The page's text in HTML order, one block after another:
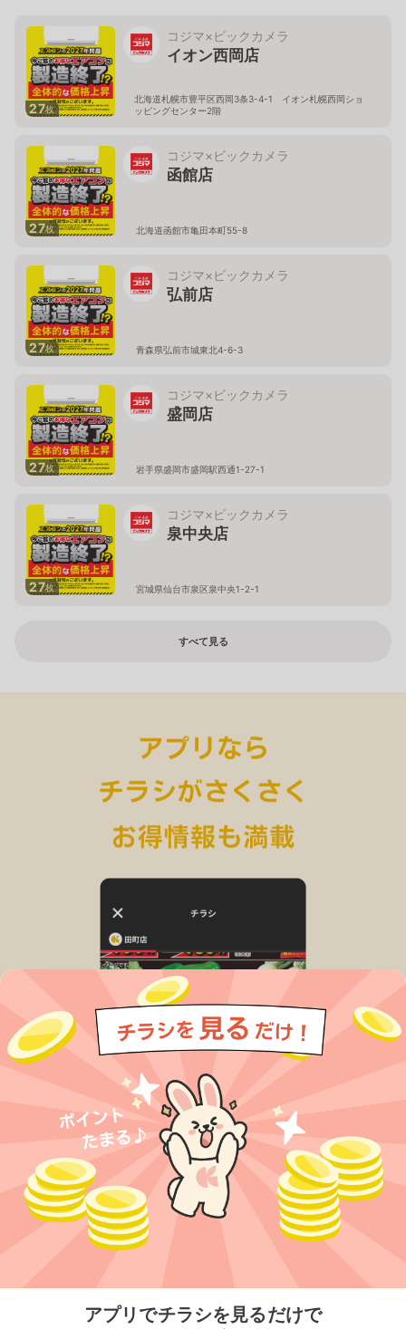
アプリでチラシを見るだけで
27枚
コジマ×ビックカメラ
イオン西岡店
北海道札幌市豊平区西岡3条3-4-1 イオン札幌西岡ショ
ッピングセンター2階
27枚
コジマ×ビックカメラ
函館店
北海道函館市亀田本町55-8
27枚
コジマ×ビックカメラ
弘前店
青森県弘前市城東北4-6-3
27枚
コジマ×ビックカメラ
盛岡店
岩手県盛岡市盛岡駅西通1-27-1
27枚
コジマ×ビックカメラ
泉中央店
宮城県仙台市泉区泉中央1-2-1
すべて見る